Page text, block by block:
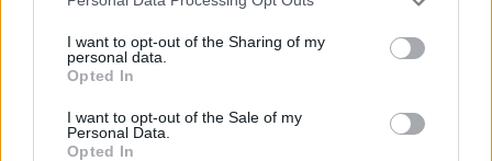
I want to opt-out of the Sharing of my
personal data.
Opted In
I want to opt-out of the Sale of my
Personal Data.
Opted In
Kela muistuttaa tärkeästä
ikärajasta